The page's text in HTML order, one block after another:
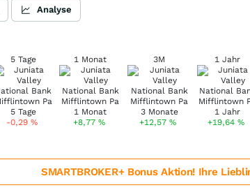
Analyse
5 Tage
-0,29 %
1 Monat
+8,77 %
3M
+12,57%
1 Jahr
+19,64%
SMARTBROKER+ Bonus Aktion! Ihre